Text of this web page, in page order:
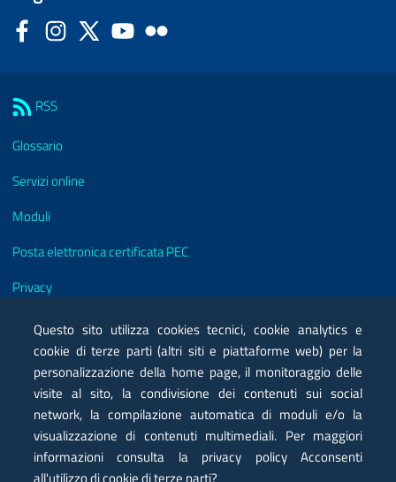
FacebookInstagram
Twitter YouTube
RSS
Glossario
Servizi online
Moduli
Posta elettronica certificata PEC
Privacy
Note legali
Contatti
Mappa
Dichiarazione di accessibilità
Questo sito utilizza cookies tecnici, cookie analytics e
cookie di terze parti (altri siti e piattaforme web) per la
personalizzazione della home page, il monitoraggio delle
visite al sito, la condivisione dei contenuti sui social
network, la compilazione automatica di moduli e/o la
visualizzazione di contenuti multimediali. Per maggiori
informazioni consulta la privacy policy Acconsenti